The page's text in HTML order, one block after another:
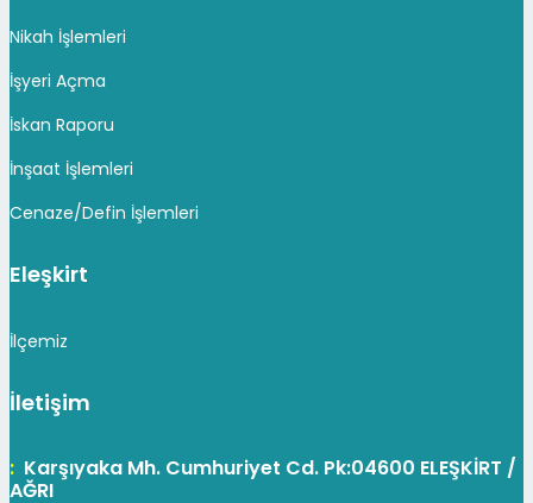
Nikah İşlemleri
İşyeri Açma
İskan Raporu
İnşaat İşlemleri
Cenaze/Defin İşlemleri
Eleşkirt
İlçemiz
İletişim
: Karşıyaka Mh. Cumhuriyet Cd. Pk:04600 ELEŞKİRT /
AĞRI